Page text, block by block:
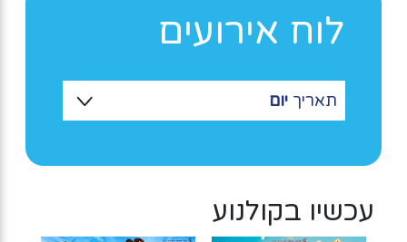
לוח אירועים
תאריך יום
עכשיו בקולנוע